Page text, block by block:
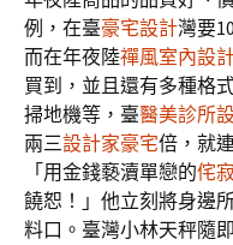
例，在臺豪宅設計灣要
而在年夜陸禪風室內設
買到，並且還有多種格
掃地機等，臺醫美診所
兩三設計家豪宅倍，就
「用金錢褻瀆單戀的侘
饒恕！」他立刻將身邊
料口。臺灣小林天秤隨